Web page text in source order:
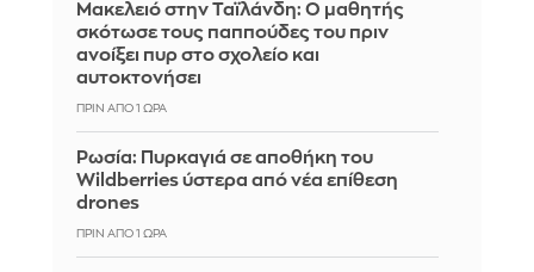
Μακελειό στην Ταϊλάνδη: Ο μαθητής
σκότωσε τους παππούδες του πριν
ανοίξει πυρ στο σχολείο και
αυτοκτονήσει
ΠΡΙΝ ΑΠΌ 1 ΏΡΑ
Ρωσία: Πυρκαγιά σε αποθήκη του
Wildberries ύστερα από νέα επίθεση
drones
ΠΡΙΝ ΑΠΌ 1 ΏΡΑ